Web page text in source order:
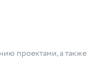
проектами, а также